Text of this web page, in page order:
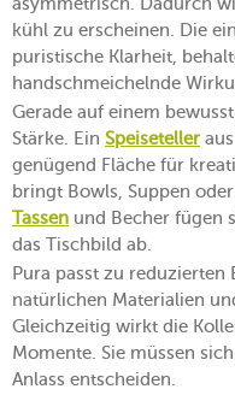
kühl zu erscheinen. Die
puristische Klarheit,
handschmeichelnde
Gerade auf einem
Stärke. Ein Speiseteller
genügend Fläche für
bringt Bowls, Suppen
Tassen und Becher fügen
das Tischbild ab.
Pura passt zu reduzierten
natürlichen Materialien
Gleichzeitig wirkt die
Momente. Sie müssen
Anlass entscheiden.